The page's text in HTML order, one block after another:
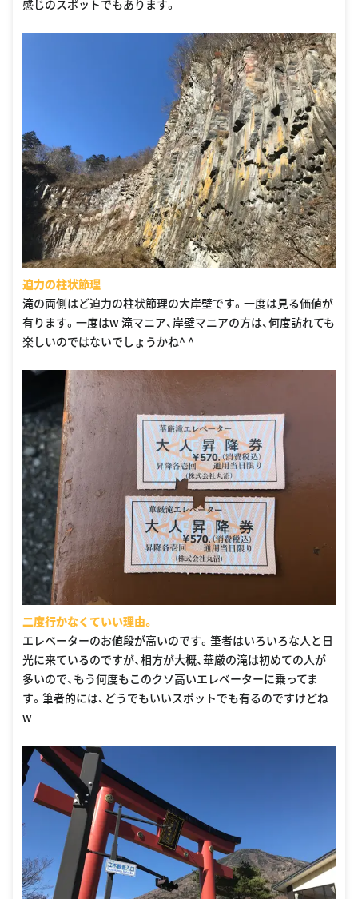
感じのスポットでもあります。
迫力の柱状節理
滝の両側はど迫力の柱状節理の大岸壁です。一度は見る価値が
有ります。一度はw 滝マニア、岸壁マニアの方は、何度訪れても
楽しいのではないでしょうかね^ ^
二度行かなくていい理由。
エレベーターのお値段が高いのです。筆者はいろいろな人と日
光に来ているのですが、相方が大概、華厳の滝は初めての人が
多いので、もう何度もこのクソ高いエレベーターに乗ってま
す。筆者的には、どうでもいいスポットでも有るのですけどね
w